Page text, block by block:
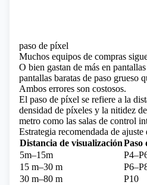
paso de píxel
Muchos equipos de compras
O bien gastan de más en
pantallas baratas de paso
Ambos errores son costosos.
El paso de píxel se refiere a la
densidad de píxeles y la nitidez
metro como las salas de control
Estrategia recomendada de
Distancia de visualizaciónPaso
5m–15m
15 m–30 m
30 m–80 m
P10